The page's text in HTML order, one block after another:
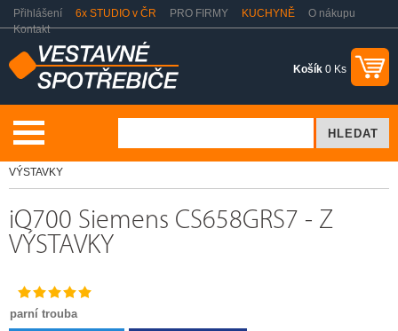
Přihlášení 6x STUDIO v ČR PRO FIRMY KUCHYNĚ
O nákupu
Kontakt
Košík 0 Ks
VÝSTAVKY
iQ700 Siemens CS658GRS7 - Z
VÝSTAVKY
parní trouba